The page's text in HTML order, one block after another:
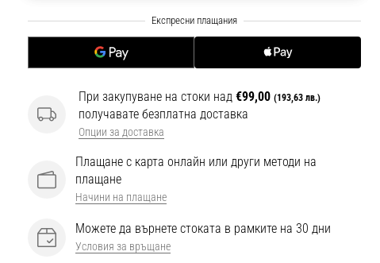
При закупуване на стоки над €99,00 (193,63 лв.)
получавате безплатна доставка
Опции за доставка
Плащане с карта онлайн или други методи на
плащане
Начини на плащане
Можете да върнете стоката в рамките на 30 дни
Условия за връщане